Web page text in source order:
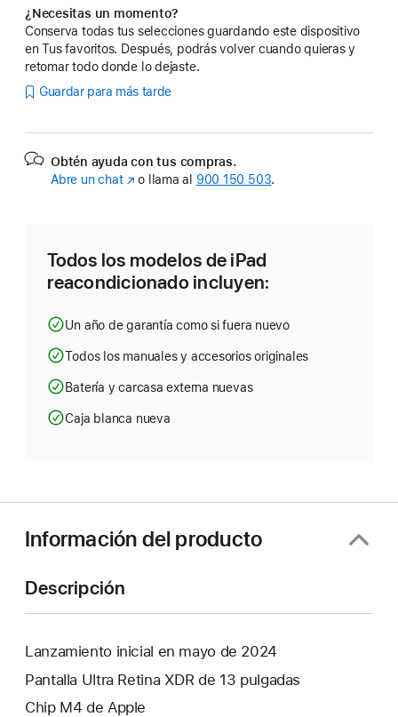
¿Necesitas un momento?
Conserva todas tus selecciones guardando este dispositivo
en Tus favoritos. Después, podrás volver cuando quieras y
retomar todo donde lo dejaste.
Guardar para más tarde
Obtén ayuda con tus compras.
Abre un chat(Se
ventana
nueva)
o llama al 900 150 503.
Todos los modelos de iPad
reacondicionado incluyen:
Un año de garantía como si fuera nuevo
Todos los manuales y accesorios originales
Batería y carcasa externa nuevas
Caja blanca nueva
Información del producto
Descripción
Lanzamiento inicial en mayo de 2024
Pantalla Ultra Retina XDR de 13 pulgadas
Chip M4 de Apple